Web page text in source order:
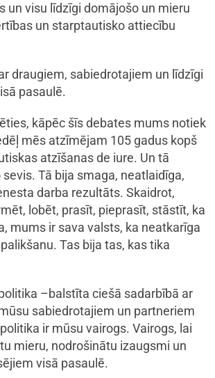
un visu līdzīgi domājošo un mieru
un starptautisko attiecību
draugiem, sabiedrotajiem un līdzīgi
pasaulē.
kāpēc šīs debates mums notiek
mēs atzīmējam 105 gadus kopš
atzīšanas de iure. Un tā
Tā bija smaga, neatlaidīga,
darba rezultāts. Skaidrot,
lobēt, prasīt, pieprasīt, stāstīt, ka
mums ir sava valsts, ka neatkarīga
Tas bija tas, kas tika
–balstīta ciešā sadarbībā ar
sabiedrotajiem un partneriem
ir mūsu vairogs. Vairogs, lai
mieru, nodrošinātu izaugsmi un
visā pasaulē.